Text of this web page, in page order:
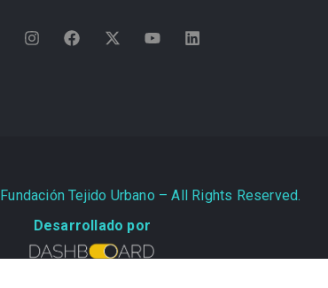
Fundación Tejido Urbano – All Rights Reserved.
Desarrollado por